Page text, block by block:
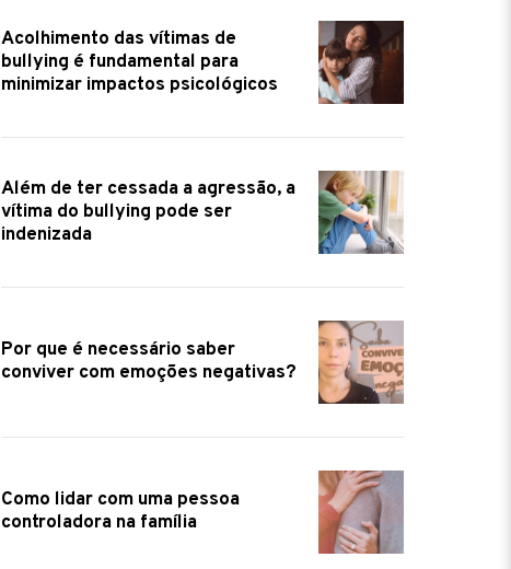
bullying é fundamental para
minimizar impactos psicológicos
vítima do bullying pode ser
indenizada
conviver com emoções negativas?
controladora na família